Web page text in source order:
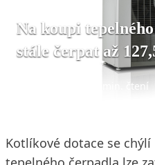
Na koupi
stále čerpat až
2 min. čtení
Kotlíkové dotace se